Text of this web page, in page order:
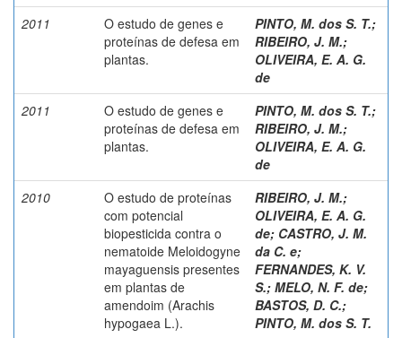
2011
O estudo de genes e
proteínas de defesa em
plantas.
PINTO, M. dos S. T.;
RIBEIRO, J. M.;
OLIVEIRA, E. A. G.
de
2011
O estudo de genes e
proteínas de defesa em
plantas.
PINTO, M. dos S. T.;
RIBEIRO, J. M.;
OLIVEIRA, E. A. G.
de
2010
O estudo de proteínas
com potencial
biopesticida contra o
nematoide Meloidogyne
mayaguensis presentes
em plantas de
amendoim (Arachis
hypogaea L.).
RIBEIRO, J. M.;
OLIVEIRA, E. A. G.
de; CASTRO, J. M.
da C. e;
FERNANDES, K. V.
S.; MELO, N. F. de;
BASTOS, D. C.;
PINTO, M. dos S. T.